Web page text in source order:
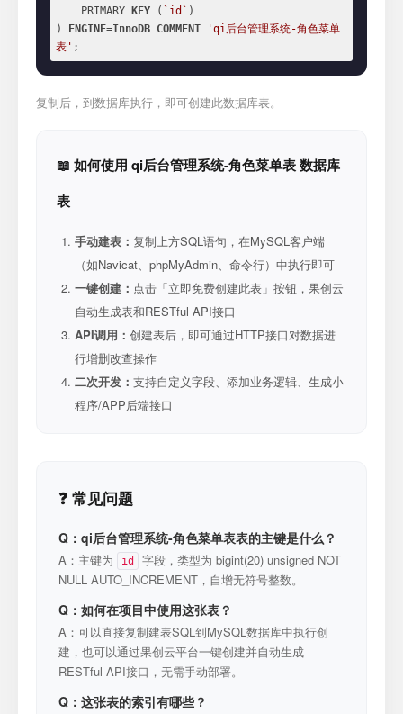
    PRIMARY
KEY ( `id` )
)
ENGINE=InnoDB COMMENT
'qi后台管理系统-角色菜单
表' ;
复制后，到数据库执行，即可创建此数据库表。
📖 如何使用 qi后台管理系统-角色菜单表 数据库
表
手动建表： 复制上方SQL语句，在MySQL客户端
（如Navicat、phpMyAdmin、命令行）中执行即可
一键创建： 点击「立即免费创建此表」按钮，果创云
自动生成表和RESTful API接口
API调用： 创建表后，即可通过HTTP接口对数据进
行增删改查操作
二次开发： 支持自定义字段、添加业务逻辑、生成小
程序/APP后端接口
❓ 常见问题
Q：qi后台管理系统-角色菜单表表的主键是什么？
A：主键为 id
字段，类型为 bigint(20) unsigned NOT
NULL AUTO_INCREMENT，自增无符号整数。
Q：如何在项目中使用这张表？
A：可以直接复制建表SQL到MySQL数据库中执行创
建，也可以通过果创云平台一键创建并自动生成
RESTful API接口，无需手动部署。
Q：这张表的索引有哪些？